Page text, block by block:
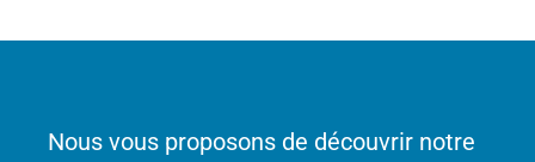
Nous vous proposons de découvrir notre